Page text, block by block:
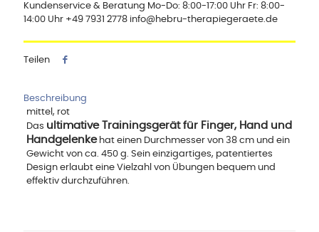
Kundenservice & Beratung Mo-Do: 8:00-17:00 Uhr Fr: 8:00-
14:00 Uhr +49 7931 2778 info@hebru-therapiegeraete.de
Teilen
Beschreibung
mittel, rot
Das ultimative Trainingsgerät für Finger, Hand und
Handgelenkehat einen Durchmesser von 38 cm und ein
Gewicht von ca. 450 g. Sein einzigartiges, patentiertes
Design erlaubt eine Vielzahl von Übungen bequem und
effektiv durchzuführen.